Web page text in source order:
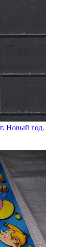
Новый год.